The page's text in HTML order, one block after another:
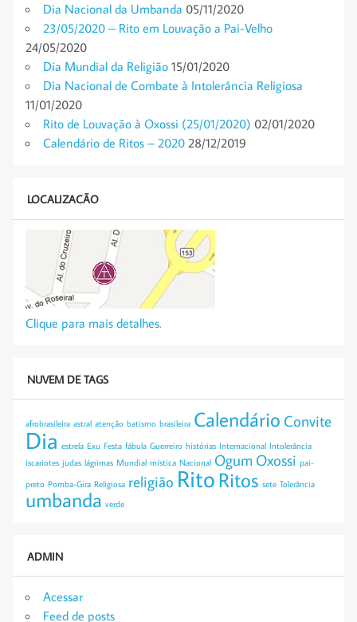
Dia Nacional da Umbanda 05/11/2020
23/05/2020 – Rito em Louvação a Pai-Velho
24/05/2020
Dia Mundial da Religião 15/01/2020
Dia Nacional de Combate à Intolerância Religiosa
11/01/2020
Rito de Louvação à Oxossi (25/01/2020) 02/01/2020
Calendário de Ritos – 2020 28/12/2019
LOCALIZAÇÃO
Clique para mais detalhes.
NUVEM DE TAGS
afrobrasileira astral atenção batismo brasileira Calendário Convite
Dia estrela Exu Festa fábula Guerreiro histórias Internacional Intolerância
iscariotes judas lágrimas Mundial mística Nacional Ogum Oxossi pai-
preto Pomba-Gira Religiosa religião RitoRitos sete Tolerância
umbanda verde
ADMIN
Acessar
Feed de posts